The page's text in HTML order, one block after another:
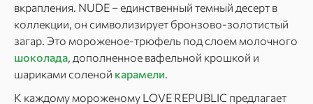
вкрапления. NUDE – единственный темный десерт в
коллекции, он символизирует бронзово-золотистый
загар. Это мороженое-трюфель под слоем молочного
шоколада, дополненное вафельной крошкой и
шариками соленой карамели.
К каждому мороженому LOVE REPUBLIC предлагает